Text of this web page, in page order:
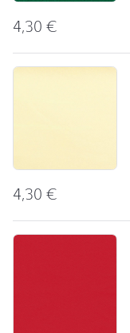
4,30€
4,30€